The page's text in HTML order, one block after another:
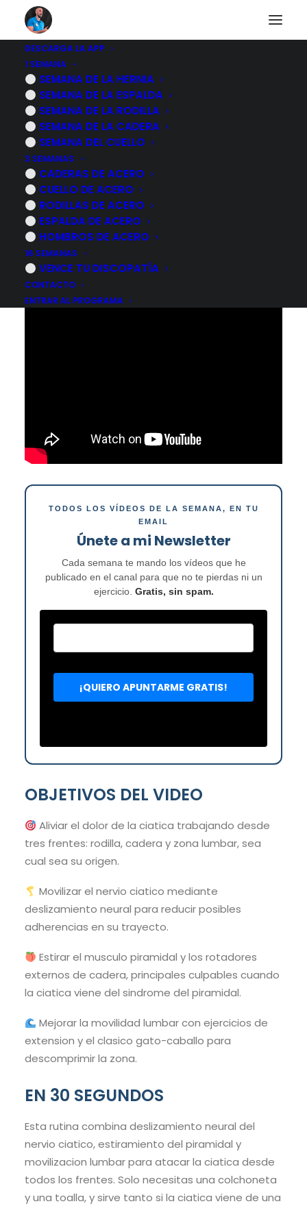
DESCARGA LA APP
1 SEMANA
SEMANA DE LA HERNIA
SEMANA DE LA ESPALDA
SEMANA DE LA RODILLA
SEMANA DE LA CADERA
SEMANA DEL CUELLO
3 SEMANAS
CADERAS DE ACERO
CUELLO DE ACERO
RODILLAS DE ACERO
ESPALDA DE ACERO
HOMBROS DE ACERO
16 SEMANAS
VENCE TU DISCOPATÍA
CONTACTO
ENTRAR AL PROGRAMA
Rutina de MOVILIDAD
para aliviar LA
CIATICA - En vivo 30
minutos
4 MARZO, 2023 | POR
TODOS LOS VÍDEOS DE LA SEMANA, EN TU
EMAIL
Únete a mi Newsletter
Cada semana te mando los vídeos que he
publicado en el canal para que no te pierdas ni un
ejercicio. Gratis, sin spam.
OBJETIVOS DEL VIDEO
Aliviar el dolor de la ciatica trabajando desde
tres frentes: rodilla, cadera y zona lumbar, sea
cual sea su origen.
Movilizar el nervio ciatico mediante
deslizamiento neural para reducir posibles
adherencias en su trayecto.
Estirar el musculo piramidal y los rotadores
externos de cadera, principales culpables cuando
la ciatica viene del sindrome del piramidal.
Mejorar la movilidad lumbar con ejercicios de
extension y el clasico gato-caballo para
descomprimir la zona.
EN 30 SEGUNDOS
Esta rutina combina deslizamiento neural del
nervio ciatico, estiramiento del piramidal y
movilizacion lumbar para atacar la ciatica desde
todos los frentes. Solo necesitas una colchoneta
y una toalla, y sirve tanto si la ciatica viene de una